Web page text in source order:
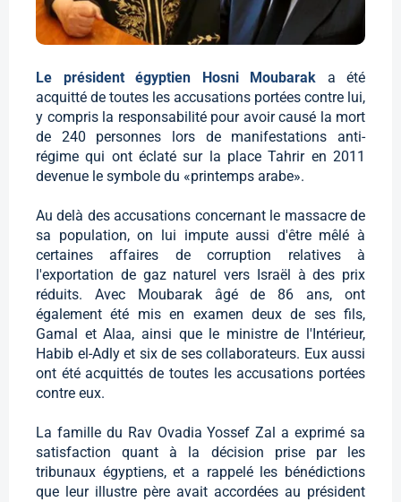
Le président égyptien Hosni Moubarak a été
acquitté de toutes les accusations portées contre lui,
y compris la responsabilité pour avoir causé la mort
de 240 personnes lors de manifestations anti-
régime qui ont éclaté sur la place Tahrir en 2011
devenue le symbole du «printemps arabe».
Au delà des accusations concernant le massacre de
sa population, on lui impute aussi d'être mêlé à
certaines affaires de corruption relatives à
l'exportation de gaz naturel vers Israël à des prix
réduits. Avec Moubarak âgé de 86 ans, ont
également été mis en examen deux de ses fils,
Gamal et Alaa, ainsi que le ministre de l'Intérieur,
Habib el-Adly et six de ses collaborateurs. Eux aussi
ont été acquittés de toutes les accusations portées
contre eux.
La famille du Rav Ovadia Yossef Zal a exprimé sa
satisfaction quant à la décision prise par les
tribunaux égyptiens, et a rappelé les bénédictions
que leur illustre père avait accordées au président